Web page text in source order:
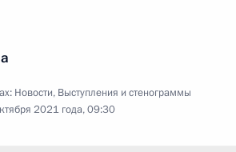
Новости, Выступления и стенограммы
2021 года, 09:30